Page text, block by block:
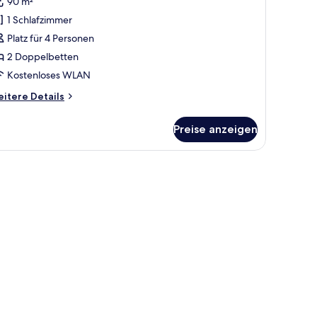
1 Schlafzimmer
Platz für 4 Personen
2 Doppelbetten
Kostenloses WLAN
Details
Preise anzeigen
Bild an der Wand.